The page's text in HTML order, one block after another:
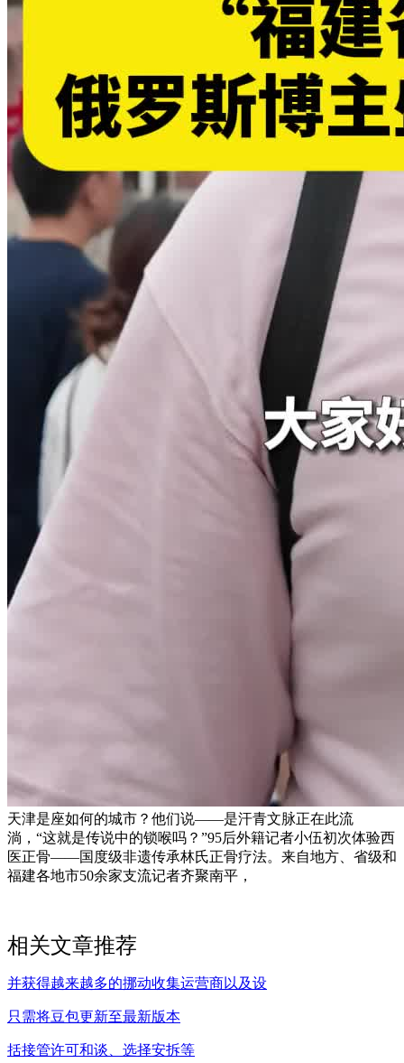
天津是座如何的城市？他们说——是汗青文脉正在此流
淌，“这就是传说中的锁喉吗？”95后外籍记者小伍初次体验西
医正骨——国度级非遗传承林氏正骨疗法。来自地方、省级和
福建各地市50余家支流记者齐聚南平，
相关文章推荐
并获得越来越多的挪动收集运营商以及设
只需将豆包更新至最新版本
括接管许可和谈、选择安拆等